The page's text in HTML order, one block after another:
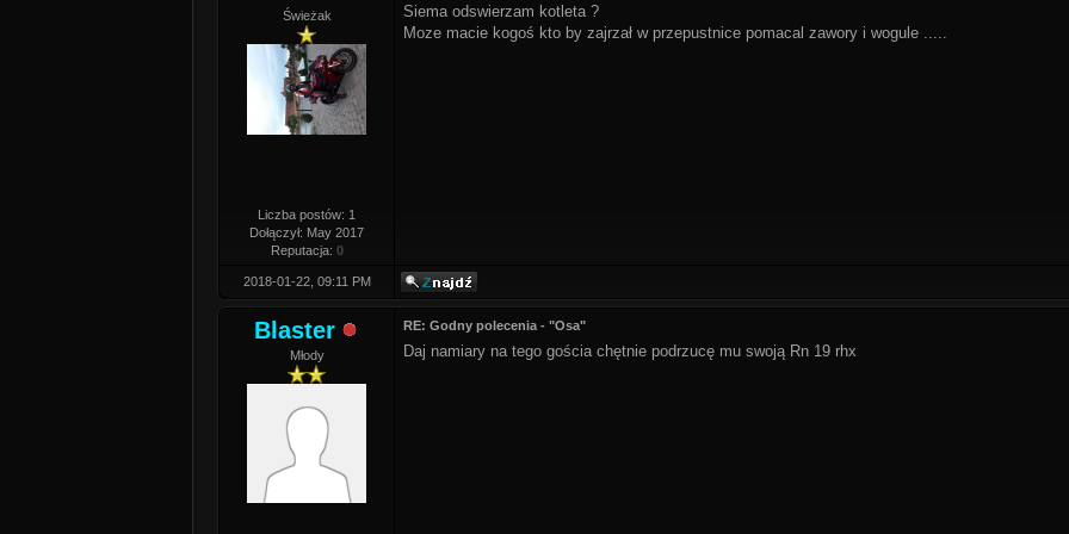
Świeżak
Liczba postów: 1
Dołączył: May 2017
Reputacja: 0
Siema odswierzam kotleta ?
Moze macie kogoś kto by zajrzał w przepustnice pomacal zawory i wogule .....
2018-01-22, 09:11 PM
Blaster
Młody
RE: Godny polecenia - "Osa"
Daj namiary na tego gościa chętnie podrzucę mu swoją Rn 19 rhx